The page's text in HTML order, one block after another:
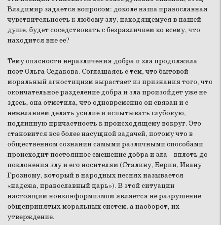
Владимир задается вопросом: доколе наша православная
чувствительность к любому злу, находящемуся в нашей
душе, будет соседствовать с безразличием ко всему, что
находится вне ее?
Тему опасности неразличения добра и зла продолжила
поэт Ольга Седакова. Соглашаясь с тем, что бытовой
моральный агностицизм вырастает из признания того, что
окончательное разделение добра и зла произойдет уже не
здесь, она отметила, что одновременно он связан и с
нежеланием делать усилие и испытывать глубокую,
подлинную причастность к происходящему вокруг. Это
становится все более насущной задачей, потому что в
общественном сознании самыми различными способами
происходит постоянное смешение добра и зла – вплоть до
поклонения злу и его носителям (Сталину, Берии, Ивану
Грозному, который в народных песнях называется
«надежа, православный царь»). В этой ситуации
настоящим нонконформизмом является не разрушение
общепринятых моральных систем, а наоборот, их
утверждение.